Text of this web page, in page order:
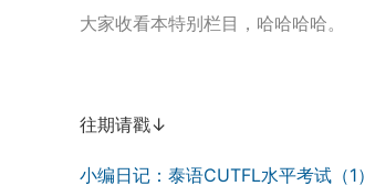
大家收看本特别栏目，哈哈哈哈。
往期请戳↓
小编日记：泰语CUTFL水平考试（1）